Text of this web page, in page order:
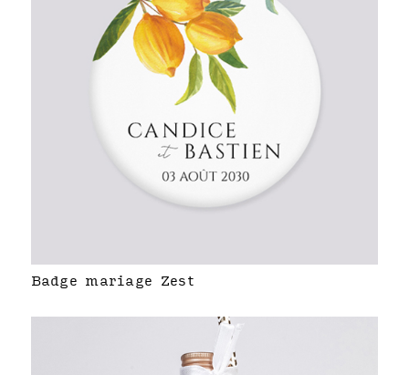
Badge mariage Zest